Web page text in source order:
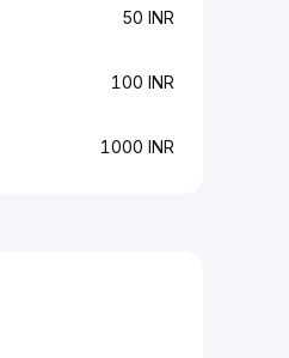
50 INR
100 INR
1000 INR